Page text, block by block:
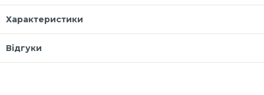
Характеристики
Відгуки